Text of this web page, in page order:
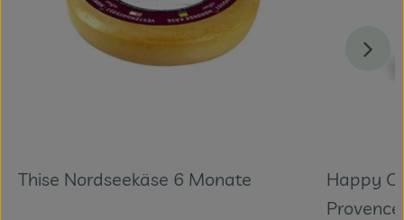
Thise Nordseekäse 6 Monate
Happy